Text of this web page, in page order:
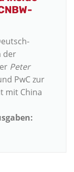
der
Peter
PwC zur
mit China